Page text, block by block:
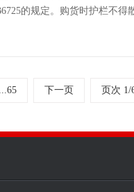
的规定。购货时护栏不得
...65 下一页 页次 1/